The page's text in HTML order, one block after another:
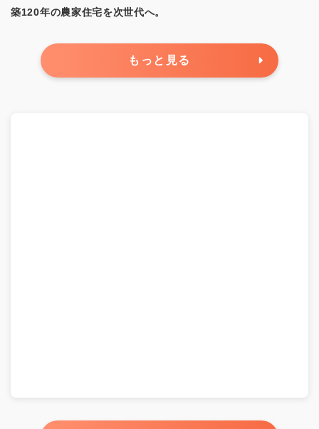
築120年の農家住宅を次世代へ。
もっと見る